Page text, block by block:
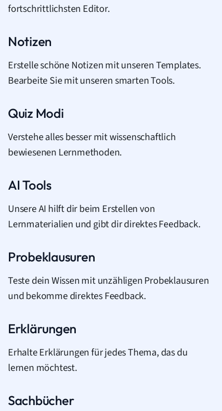
fortschrittlichsten Editor.
Notizen
Erstelle schöne Notizen mit unseren Templates.
Bearbeite Sie mit unseren smarten Tools.
Quiz Modi
Verstehe alles besser mit wissenschaftlich
bewiesenen Lernmethoden.
AI Tools
Unsere AI hilft dir beim Erstellen von
Lernmaterialien und gibt dir direktes Feedback.
Probeklausuren
Teste dein Wissen mit unzähligen Probeklausuren
und bekomme direktes Feedback.
Erklärungen
Erhalte Erklärungen für jedes Thema, das du
lernen möchtest.
Sachbücher